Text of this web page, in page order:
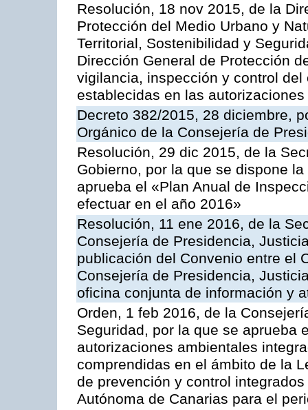
Resolución, 18 nov 2015, de la
Protección del Medio Urbano y
Territorial, Sostenibilidad y
Dirección General de Protección
vigilancia, inspección y control
establecidas en las
Decreto 382/2015, 28 diciembre,
Orgánico de la Consejería de
Resolución, 29 dic 2015, de la
Gobierno, por la que se dispone
aprueba el «Plan Anual de
efectuar en el año 2016»
Resolución, 11 ene 2016, de la
Consejería de Presidencia,
publicación del Convenio entre el
Consejería de Presidencia,
oficina conjunta de información y
Orden, 1 feb 2016, de la
Seguridad, por la que se aprueba
autorizaciones ambientales
comprendidas en el ámbito de la
de prevención y control
Autónoma de Canarias para el